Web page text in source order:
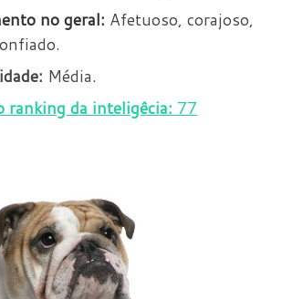
no geral: Afetuoso, corajoso,
Média.
ranking da inteligêcia: 77